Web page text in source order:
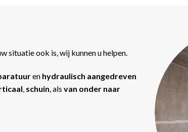
situatie ook is, wij kunnen u helpen.
en hydraulisch aangedreven
, schuin, als van onder naar